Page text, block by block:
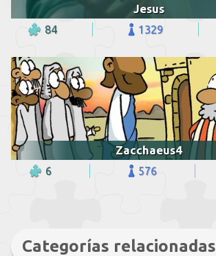
Jesus
84 1329
Zacchaeus4
6 576
Categorías relacionadas